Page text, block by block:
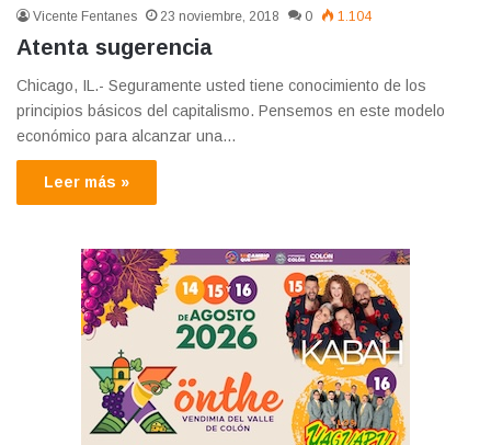
Vicente Fentanes 23 noviembre, 2018 0 1.104
Atenta sugerencia
Chicago, IL.- Seguramente usted tiene conocimiento de los
principios básicos del capitalismo. Pensemos en este modelo
económico para alcanzar una…
Leer más »